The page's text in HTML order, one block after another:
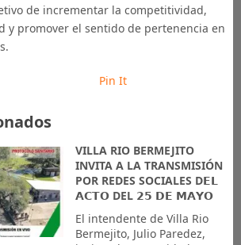
de incrementar la competitividad,
y promover el sentido de pertenencia en
Pin It
VILLA RIO BERMEJITO
INVITA A LA TRANSMISIÓN
POR REDES SOCIALES D𝗘𝗟
𝗔𝗖𝗧𝗢 DEL 𝟮𝟱 𝗗𝗘 𝗠𝗔𝗬𝗢
El intendente de Villa Rio
Bermejito, Julio Paredez,